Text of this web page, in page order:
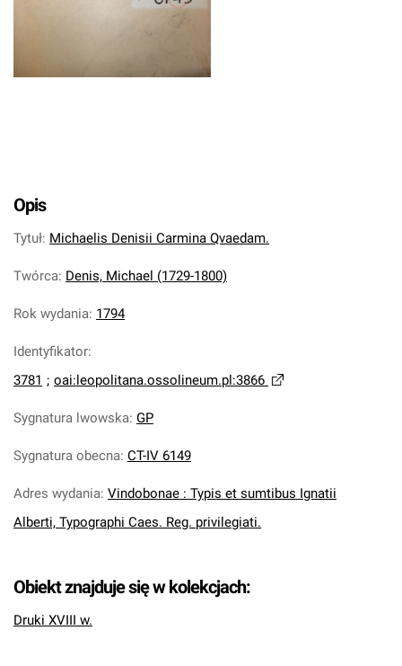
Opis
Tytuł: Michaelis Denisii Carmina Qvaedam.
Twórca: Denis, Michael (1729-1800)
Rok wydania: 1794
Identyfikator:
3781 ; oai:leopolitana.ossolineum.pl:3866
Sygnatura lwowska: GP
Sygnatura obecna: CT-IV 6149
Adres wydania: Vindobonae : Typis et sumtibus Ignatii
Alberti, Typographi Caes. Reg. privilegiati.
Obiekt znajduje się w kolekcjach:
Druki XVIII w.